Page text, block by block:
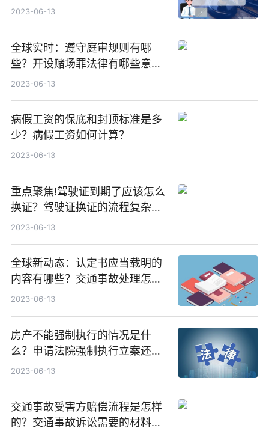
呢？
2023-06-13
全球实时：遵守庭审规则有哪
些？开设赌场罪法律有哪些意
见？被公安机关逮捕后可以做什
2023-06-13
病假工资的保底和封顶标准是多
少？病假工资如何计算？
2023-06-13
重点聚焦!驾驶证到期了应该怎么
换证？驾驶证换证的流程复杂
吗？
2023-06-13
全球新动态：认定书应当载明的
内容有哪些？交通事故处理怎么
认定？
2023-06-13
房产不能强制执行的情况是什
么？申请法院强制执行立案还需
要交费用吗？ 今热点
2023-06-13
交通事故受害方赔偿流程是怎样
的？交通事故诉讼需要的材料有